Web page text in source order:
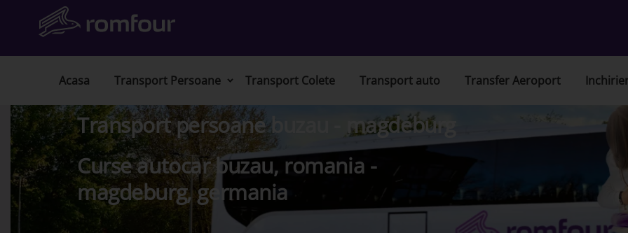
Acasa Transport Persoane Transport Colete Transport auto Transfer Aeroport
Transport persoane buzau - magdeburg
Curse autocar buzau, romania -
magdeburg, germania